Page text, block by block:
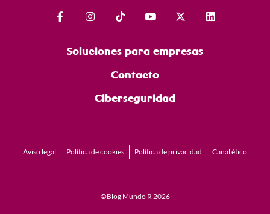
Soluciones para empresas
Contacto
Ciberseguridad
Aviso legal Política de cookies Política de privacidad Canal ético
©Blog Mundo R 2026